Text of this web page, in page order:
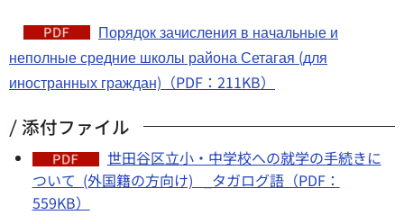
Порядок зачисления в начальные и
неполные средние школы района Сетагая (для
иностранных граждан)（PDF：211KB）
添付ファイル
世田谷区立小・中学校への就学の手続きに
ついて (外国籍の方向け) _タガログ語（PDF：
559KB）